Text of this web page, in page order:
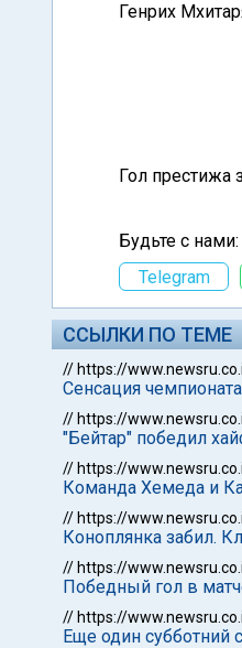
Генрих
Гол престижа
Будьте с нами:
Telegram
ССЫЛКИ ПО ТЕМЕ
// https://
Сенсация
// https://
"Бейтар" победил
// https://
Команда Хемеда и
// https://
Коноплянка забил.
// https://
Победный гол в
// https://
Еще один субботний